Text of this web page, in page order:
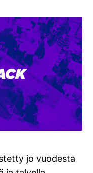
jo vuodesta